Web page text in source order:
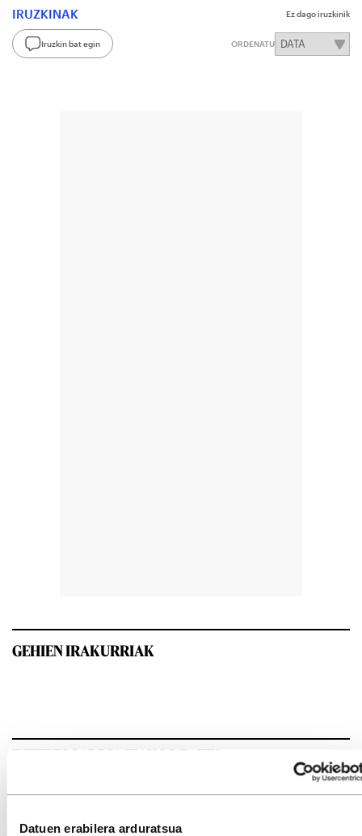
Datuen erabilera arduratsua
IRUZKINAK Ez dago iruzkinik
Iruzkin bat egin ORDENATU
GEHIEN IRAKURRIAK
INTERESGARRIA IZANGO ZAIZU